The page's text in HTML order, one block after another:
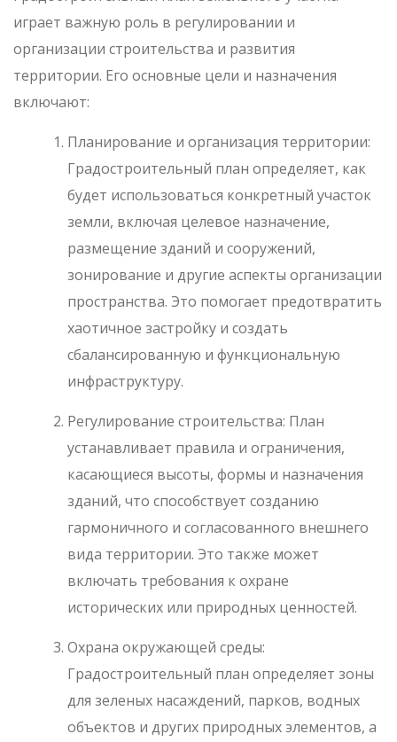
играет важную роль в регулировании и
организации строительства и развития
территории. Его основные цели и назначения
включают:
Планирование и организация территории:
Градостроительный план определяет, как
будет использоваться конкретный участок
земли, включая целевое назначение,
размещение зданий и сооружений,
зонирование и другие аспекты организации
пространства. Это помогает предотвратить
хаотичное застройку и создать
сбалансированную и функциональную
инфраструктуру.
Регулирование строительства: План
устанавливает правила и ограничения,
касающиеся высоты, формы и назначения
зданий, что способствует созданию
гармоничного и согласованного внешнего
вида территории. Это также может
включать требования к охране
исторических или природных ценностей.
Охрана окружающей среды:
Градостроительный план определяет зоны
для зеленых насаждений, парков, водных
объектов и других природных элементов, а